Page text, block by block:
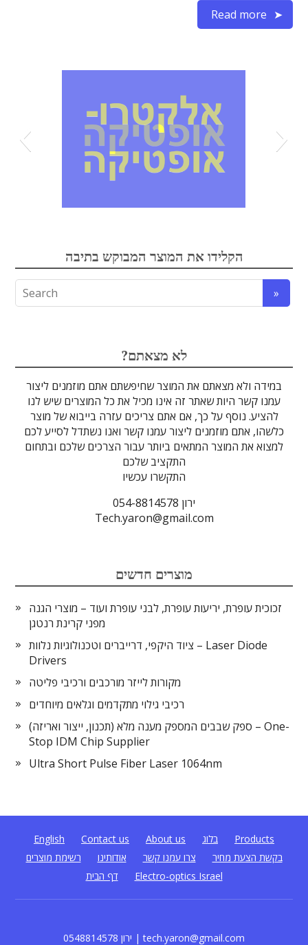
Read more
אלקטרואופטיקה
אופטומכניקה ובקרת תנועה
סיבים אופטיים
מקורות אור
מוליכי אור
לדים
הדמיה ומצלמות
גלאים וחיישנים
מסננים אופטיים
לייזרים ומוצרי בטיחות לייזר
גבישים
ספקטרוסקופיה
אלקטרוניקה
מיגון קרינה
עדשות
מתקנים לרפואה
טרה-הרץ
מוצרי קוורץ
זכוכיות וציפויים
מוצרים אחרים
הקלידו את המוצר המבוקש בתיבה
?לא מצאתם
במידה ולא מצאתם את המוצר שחיפשתם אתם מוזמנים ליצור
עמנו קשר היות שאתר זה אינו מכיל את כל המוצרים שיש לנו
להציע. נוסף על כך, אם אתם צריכים עזרה בייבוא של מוצר
כלשהו, אתם מוזמנים ליצור עמנו קשר ואנו נשתדל לסייע לכם
למצוא את המוצר המתאים ביותר עבור הצרכים שלכם ובתחום
התקציב שלכם
התקשרו עכשיו
ירון 054-8814578
Tech.yaron@gmail.com
מוצרים חדשים
זכוכית עופרת, יריעות עופרת, לבני עופרת ועוד – מוצרי הגנה
מפני קרינת רנטגן
ציוד היקפי, דרייברים וטכנולוגיות נלוות – Laser Diode
Drivers
מקורות לייזר מורכבים ורכיבי פליטה
רכיבי גילוי מתקדמים וגלאים מיוחדים
ספק שבבים המספק מענה מלא (תכנון, ייצור ואריזה) – One-
Stop IDM Chip Supplier
Ultra Short Pulse Fiber Laser 1064nm
English Contact us About us בלוג
Products
רשימת מוצרים
אודותינו צרו עמנו קשר
בקשת הצעת מחיר
דף הבית
Electro-optics Israel
0548814578 ירון | tech.yaron@gmail.com